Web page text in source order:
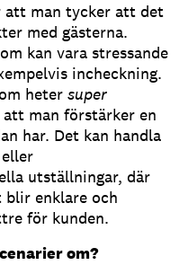
att man tycker att det
med gästerna.
kan vara stressande
incheckning.
heter super
man förstärker en
har. Det kan handla
utställningar, där
blir enklare och
för kunden.
om?